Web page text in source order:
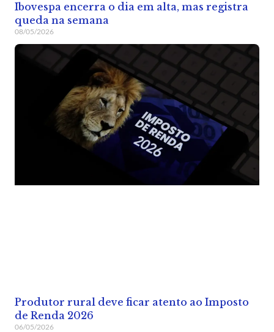
Ibovespa encerra o dia em alta, mas registra
queda na semana
08/05/2026
Produtor rural deve ficar atento ao Imposto
de Renda 2026
06/05/2026